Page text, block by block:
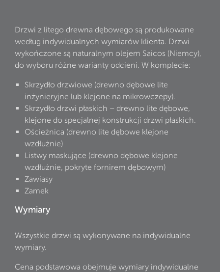
Drzwi z litego drewna dębowego są produkowane
według indywidualnych wymiarów klienta. Drzwi
wykończone są naturalnym olejem Saicos (Niemcy),
do wyboru różne warianty odcieni. W komplecie:
Skrzydło drzwiowe (drewno dębowe lite
inżynieryjne lub klejone na mikrowczepy).
Skrzydło drzwi płaskich – drewno lite dębowe,
klejone do specjalnej konstrukcji drzwi płaskich.
Ościeżnica (drewno lite dębowe klejone
wzdłużnie)
Listwy maskujące (drewno dębowe klejone
wzdłużnie, pokryte fornirem dębowym)
Zawiasy
Zamek
Wymiary
Wszystkie drzwi są wykonywane na indywidualne
wymiary.
Cena podstawowa obejmuje wymiary indywidualne